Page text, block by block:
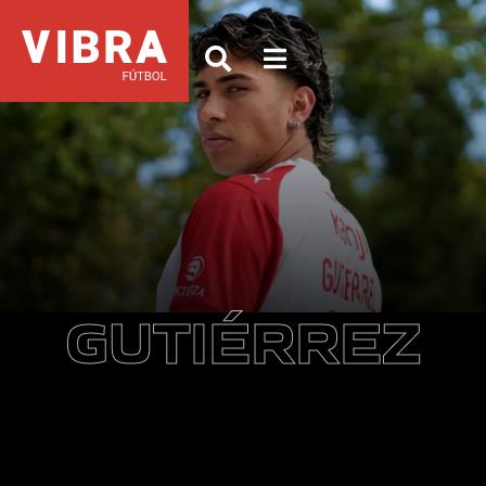
GUTIÉRREZ